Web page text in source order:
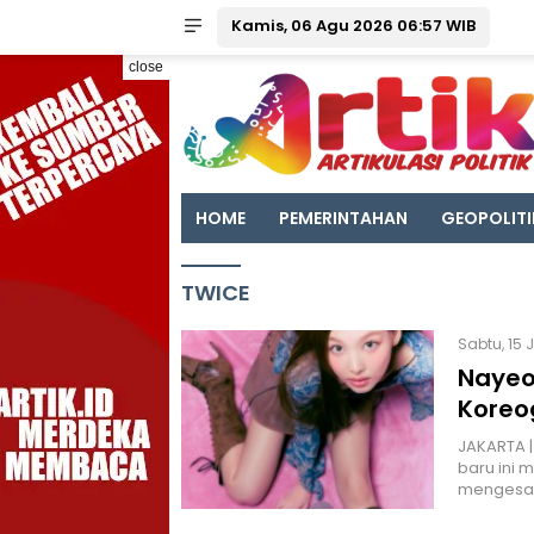
Kamis, 06 Agu 2026 06:57 WIB
close
HOME PEMERINTAHAN
TWICE
Sabtu, 15
baru ini